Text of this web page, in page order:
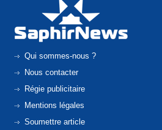
Qui sommes-nous ?
Nous contacter
Régie publicitaire
Mentions légales
Soumettre article